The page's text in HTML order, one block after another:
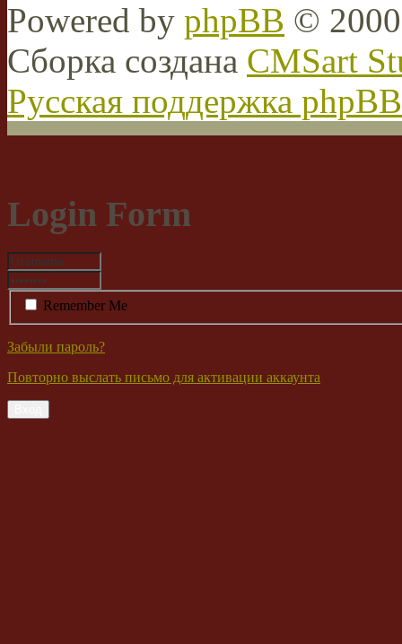
Powered by phpBB ©
Сборка создана CMSart
Русская поддержка phpBB
Login Form
Remember Me
Забыли пароль?
Повторно выслать письмо для активации аккаунта